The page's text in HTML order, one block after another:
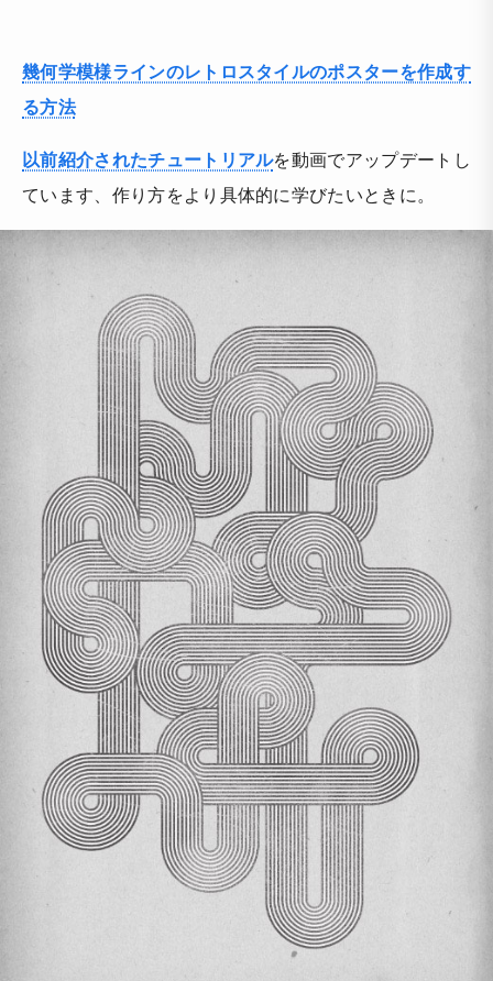
幾何学模様ラインのレトロスタイルのポスターを作成す
る方法
以前紹介されたチュートリアルを動画でアップデートし
ています、作り方をより具体的に学びたいときに。